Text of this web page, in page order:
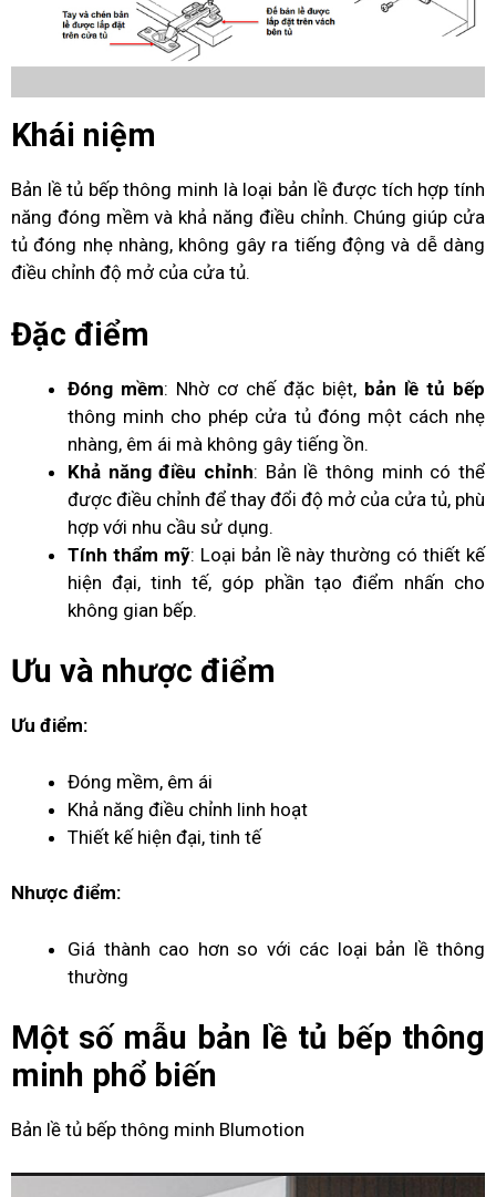
Khái niệm
Bản lề tủ bếp thông minh là loại bản lề được tích hợp tính
năng đóng mềm và khả năng điều chỉnh. Chúng giúp cửa
tủ đóng nhẹ nhàng, không gây ra tiếng động và dễ dàng
điều chỉnh độ mở của cửa tủ.
Đặc điểm
Đóng mềm: Nhờ cơ chế đặc biệt, bản lề tủ bếp
thông minh cho phép cửa tủ đóng một cách nhẹ
nhàng, êm ái mà không gây tiếng ồn.
Khả năng điều chỉnh: Bản lề thông minh có thể
được điều chỉnh để thay đổi độ mở của cửa tủ, phù
hợp với nhu cầu sử dụng.
Tính thẩm mỹ: Loại bản lề này thường có thiết kế
hiện đại, tinh tế, góp phần tạo điểm nhấn cho
không gian bếp.
Ưu và nhược điểm
Ưu điểm:
Đóng mềm, êm ái
Khả năng điều chỉnh linh hoạt
Thiết kế hiện đại, tinh tế
Nhược điểm:
Giá thành cao hơn so với các loại bản lề thông
thường
Một số mẫu bản lề tủ bếp thông
minh phổ biến
Bản lề tủ bếp thông minh Blumotion